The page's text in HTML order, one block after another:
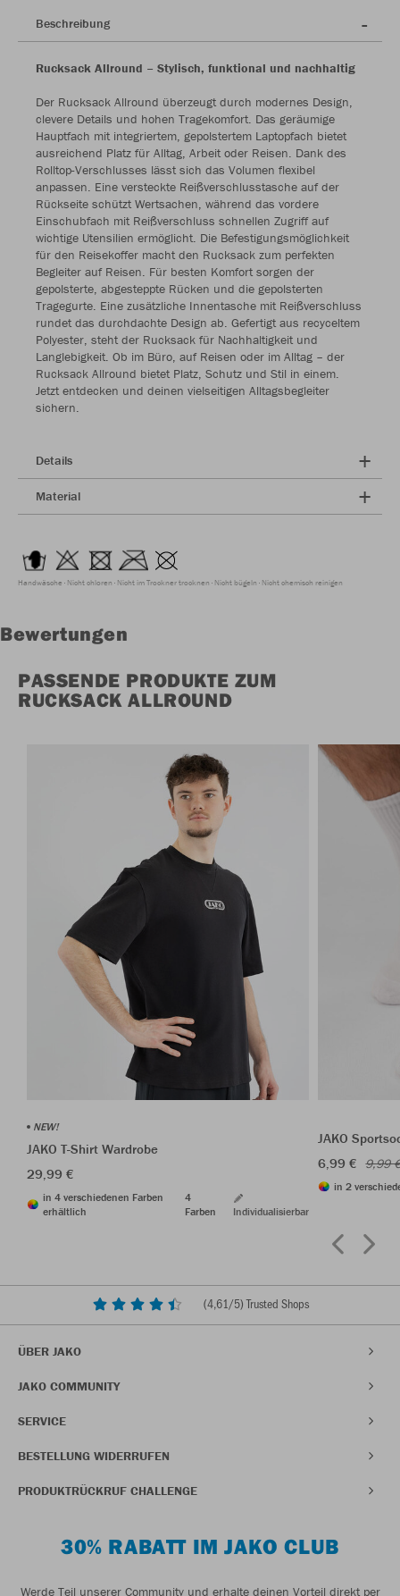
Beschreibung
Rucksack Allround – Stylisch, funktional und nachhaltig
Der Rucksack Allround überzeugt durch modernes Design,
clevere Details und hohen Tragekomfort. Das geräumige
Hauptfach mit integriertem, gepolstertem Laptopfach bietet
ausreichend Platz für Alltag, Arbeit oder Reisen. Dank des
Rolltop-Verschlusses lässt sich das Volumen flexibel
anpassen. Eine versteckte Reißverschlusstasche auf der
Rückseite schützt Wertsachen, während das vordere
Einschubfach mit Reißverschluss schnellen Zugriff auf
wichtige Utensilien ermöglicht. Die Befestigungsmöglichkeit
für den Reisekoffer macht den Rucksack zum perfekten
Begleiter auf Reisen. Für besten Komfort sorgen der
gepolsterte, abgesteppte Rücken und die gepolsterten
Tragegurte. Eine zusätzliche Innentasche mit Reißverschluss
rundet das durchdachte Design ab. Gefertigt aus recyceltem
Polyester, steht der Rucksack für Nachhaltigkeit und
Langlebigkeit. Ob im Büro, auf Reisen oder im Alltag – der
Rucksack Allround bietet Platz, Schutz und Stil in einem.
Jetzt entdecken und deinen vielseitigen Alltagsbegleiter
sichern.
Details
Material
Handwäsche Nicht chloren Nicht im Trockner trocknen Nicht bügeln Nicht chemisch reinigen
Bewertungen
PASSENDE PRODUKTE ZUM
RUCKSACK ALLROUND
NEW!
JAKO T-Shirt Wardrobe
29,99 €
in 4 verschiedenen Farben
erhältlich
4
Farben
Individualisierbar
JAKO
6,99 € 9,99
in 2
(4,61/5) Trusted Shops
ÜBER JAKO
JAKO COMMUNITY
SERVICE
BESTELLUNG WIDERRUFEN
PRODUKTRÜCKRUF CHALLENGE
30% RABATT IM JAKO CLUB
Werde Teil unserer Community und erhalte deinen Vorteil direkt per